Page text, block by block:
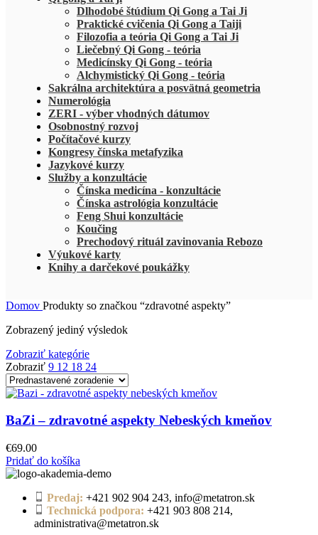
Dlhodobé štúdium Qi Gong a Tai Ji
Praktické cvičenia Qi Gong a Taiji
Filozofia a teória Qi Gong a Tai Ji
Liečebný Qi Gong - teória
Medicínsky Qi Gong - teória
Alchymistický Qi Gong - teória
Sakrálna architektúra a posvätná geometria
Numerológia
ZERI - výber vhodných dátumov
Osobnostný rozvoj
Počítačové kurzy
Kongresy čínska metafyzika
Jazykové kurzy
Služby a konzultácie
Čínska medicína - konzultácie
Čínska astrológia konzultácie
Feng Shui konzultácie
Koučing
Prechodový rituál zavinovania Rebozo
Výukové karty
Knihy a darčekové poukážky
Domov Produkty so značkou “zdravotné aspekty”
Zobrazený jediný výsledok
Zobraziť kategórie
Zobraziť 9 12 18 24
BaZi – zdravotné aspekty Nebeských kmeňov
€69.00
Pridať do košíka
Predaj: +421 902 904 243, info@metatron.sk
Technická podpora: +421 903 808 214,
administrativa@metatron.sk